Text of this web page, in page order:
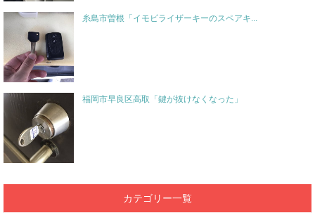
糸島市曽根「イモビライザーキーのスペアキ...
福岡市早良区高取「鍵が抜けなくなった」
カテゴリー一覧